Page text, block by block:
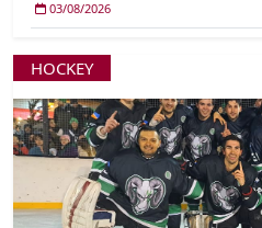
03/08/2026
HOCKEY